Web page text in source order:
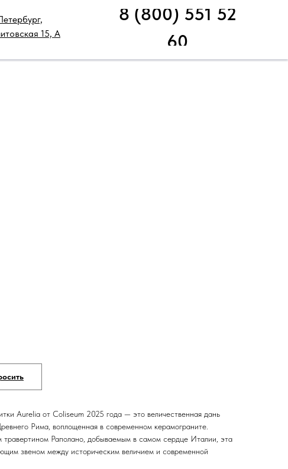
ПОДДЕРЖКА
РАСПРОДАЖА
8 (800) 551 52
60
15, А
Aurelia от Coliseum 2025 года — это величественная дань
Рима, воплощенная в современном керамограните.
травертином Раполано, добываемым в самом сердце Италии, эта
звеном между историческим величием и современной